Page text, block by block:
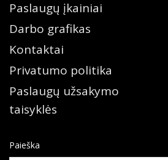
Paslaugų įkainiai
Darbo grafikas
Kontaktai
Privatumo politika
Paslaugų užsakymo
taisyklės
Paieška